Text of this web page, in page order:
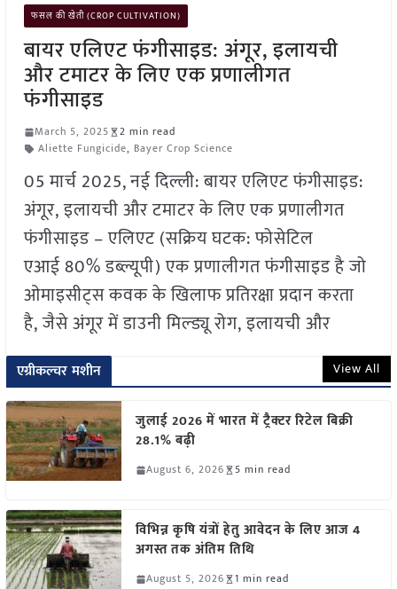
फसल की खेती (CROP CULTIVATION)
बायर एलिएट फंगीसाइड: अंगूर, इलायची
और टमाटर के लिए एक प्रणालीगत
फंगीसाइड
March 5, 2025
2 min read
Aliette Fungicide, Bayer Crop Science
05 मार्च 2025, नई दिल्ली: बायर एलिएट फंगीसाइड:
अंगूर, इलायची और टमाटर के लिए एक प्रणालीगत
फंगीसाइड – एलिएट (सक्रिय घटक: फोसेटिल
एआई 80% डब्ल्यूपी) एक प्रणालीगत फंगीसाइड है जो
ओमाइसीट्स कवक के खिलाफ प्रतिरक्षा प्रदान करता
है, जैसे अंगूर में डाउनी मिल्ड्यू रोग, इलायची और
एग्रीकल्चर मशीन View All
जुलाई 2026 में भारत में ट्रैक्टर रिटेल बिक्री
28.1% बढ़ी
August 6, 2026 5 min read
विभिन्न कृषि यंत्रों हेतु आवेदन के लिए आज 4
अगस्त तक अंतिम तिथि
August 5, 2026 1 min read